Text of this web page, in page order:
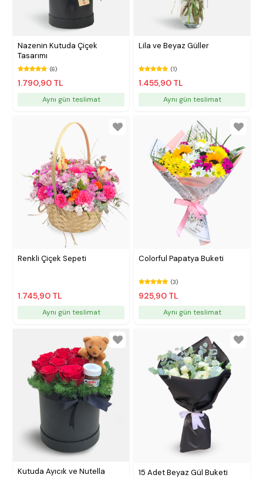
Nazenin Kutuda Çiçek
Tasarımı
(6)
1.790,90 TL
Aynı gün teslimat
Lila ve Beyaz Güller
(1)
1.455,90 TL
Aynı gün teslimat
Renkli Çiçek Sepeti
1.745,90 TL
Aynı gün teslimat
Colorful Papatya Buketi
(3)
925,90 TL
Aynı gün teslimat
Kutuda Ayıcık ve Nutella 15 Adet Beyaz Gül Buketi